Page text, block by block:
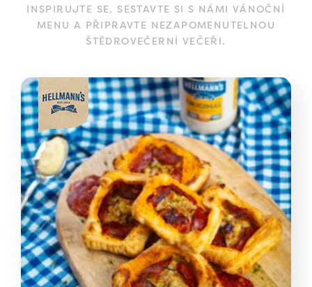
INSPIRUJTE SE, SESTAVTE SI S NÁMI VÁNOČNÍ
MENU A PŘIPRAVTE NEZAPOMENUTELNOU
ŠTĚDROVEČERNÍ VEČEŘI.